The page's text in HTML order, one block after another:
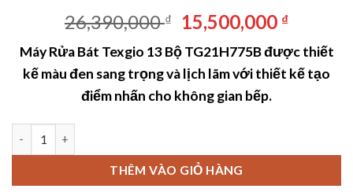
26,390,000₫
Giá
gốc
là:
26,390,000 ₫.
15,500,000 ₫Giá
hiện
tại
là:
Máy Rửa Bát Texgio 13 Bộ TG21H775B được thiết
kế màu đen sang trọng và lịch lãm với thiết kế tạo
điểm nhấn cho không gian bếp.
THÊM VÀO GIỎ HÀNG